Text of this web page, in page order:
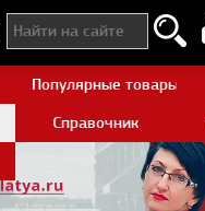
Популярные товары
Справочник